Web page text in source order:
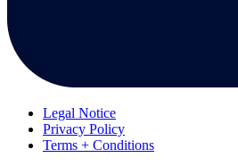
Legal Notice
Privacy Policy
Terms + Conditions